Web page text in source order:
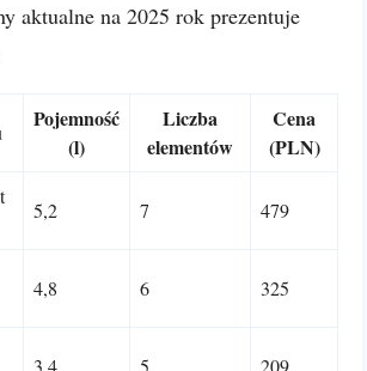
aktualne na 2025 rok prezentuje
Pojemność
(l)
Liczba
elementów
Cena
(PLN)
5,2 7 479
4,8 6 325
3,4 5 209